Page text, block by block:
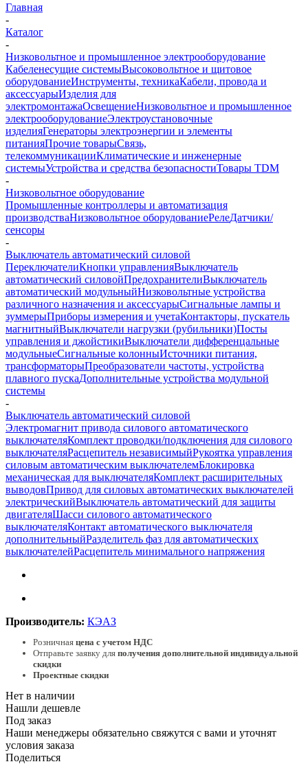
Главная
-
Каталог
-
Низковольтное и промышленное электрооборудование
Кабеленесущие системыВысоковольтное и щитовое
оборудованиеИнструменты, техникаКабели, провода и
аксессуарыИзделия для
электромонтажаОсвещениеНизковольтное и промышленное
электрооборудованиеЭлектроустановочные
изделияГенераторы электроэнергии и элементы
питанияПрочие товарыСвязь,
телекоммуникацииКлиматические и инженерные
системыУстройства и средства безопасностиТовары TDM
-
Низковольтное оборудование
Промышленные контроллеры и автоматизация
производстваНизковольтное оборудованиеРелеДатчики/
сенсоры
-
Выключатель автоматический силовой
ПереключателиКнопки управленияВыключатель
автоматический силовойПредохранителиВыключатель
автоматический модульныйНизковольтные устройства
различного назначения и аксессуарыСигнальные лампы и
зуммерыПриборы измерения и учетаКонтакторы, пускатель
магнитныйВыключатели нагрузки (рубильники)Посты
управления и джойстикиВыключатели дифференцальные
модульныеСигнальные колонныИсточники питания,
трансформаторыПреобразователи частоты, устройства
плавного пускаДополнительные устройства модульной
системы
-
Выключатель автоматический силовой
Электромагнит привода силового автоматического
выключателяКомплект проводки/подключения для силового
выключателяРасцепитель независимыйРукоятка управления
силовым автоматическим выключателемБлокировка
механическая для выключателяКомплект расширительных
выводовПривод для силовых автоматических выключателей
электрическийВыключатель автоматический для защиты
двигателяШасси силового автоматического
выключателяКонтакт автоматического выключателя
дополнительныйРазделитель фаз для автоматических
выключателейРасцепитель минимального напряжения
Производитель: КЭАЗ
Розничная цена с учетом НДС
Отправьте заявку для получения дополнительной индивидуальной
скидки
Проектные скидки
Нет в наличии
Нашли дешевле
Под заказ
Наши менеджеры обязательно свяжутся с вами и уточнят
условия заказа
Поделиться